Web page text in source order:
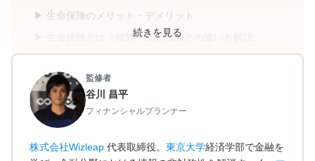
生命保険のメリット・デメリット
生命保険とは？種類や死亡保険との違いも解説
生命保険の必要性
まとめ：生命保険の見直し・加入に迷ったらまずは
保険のプロに無料相談！
続きを見る
監修者
谷川 昌平
フィナンシャルプランナー
株式会社Wizleap 代表取締役。 東京大学経済学部で金融を